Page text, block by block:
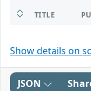
TITLE
Show details on
JSON